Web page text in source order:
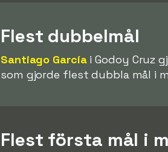
Flest dubbelmål
Santiago Garcíai Godoy Cruz
som gjorde flest dubbla mål i
Flest första mål i